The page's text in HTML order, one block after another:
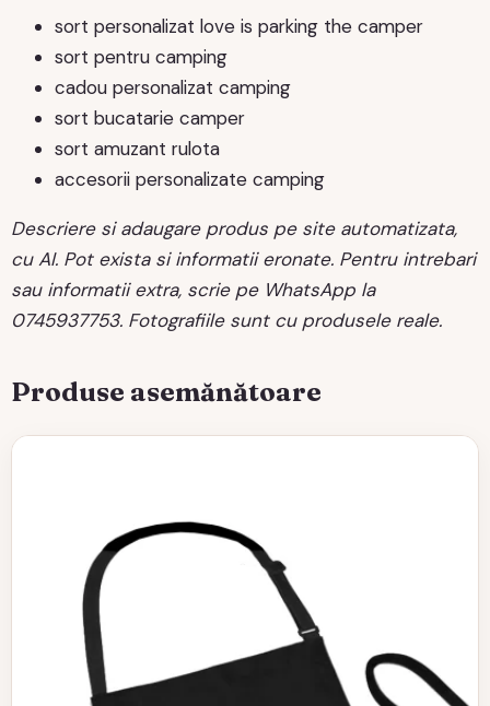
sort personalizat love is parking the camper
sort pentru camping
cadou personalizat camping
sort bucatarie camper
sort amuzant rulota
accesorii personalizate camping
Descriere si adaugare produs pe site automatizata,
cu AI. Pot exista si informatii eronate. Pentru intrebari
sau informatii extra, scrie pe WhatsApp la
0745937753. Fotografiile sunt cu produsele reale.
Produse asemănătoare